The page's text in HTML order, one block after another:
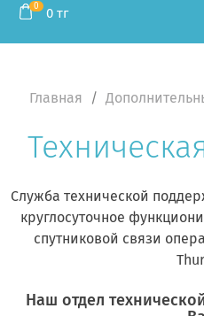
0 0тг
Главная /
Служба технической
круглосуточное
спутниковой связи
Наш отдел